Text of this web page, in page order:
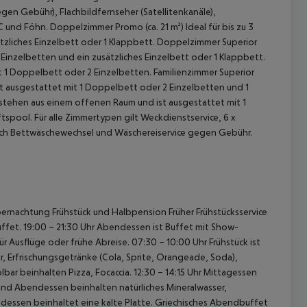
Gebühr), Flachbildfernseher (Satellitenkanäle),
und Föhn. Doppelzimmer Promo (ca. 21 m²) Ideal für bis zu 3
Einzelbett oder 1 Klappbett. Doppelzimmer Superior
und ein zusätzliches Einzelbett oder 1 Klappbett.
1 Doppelbett oder 2 Einzelbetten. Familienzimmer Superior
ausgestattet mit 1 Doppelbett oder 2 Einzelbetten und 1
aus einem offenen Raum und ist ausgestattet mit 1
Für alle Zimmertypen gilt Weckdienstservice, 6 x
und Wäschereiservice gegen Gebühr.
Frühstück und Halbpension Früher Frühstücksservice
19:00 – 21:30 Uhr Abendessen ist Buffet mit Show-
Ausflüge oder frühe Abreise. 07:30 – 10:00 Uhr Frühstück ist
Erfrischungsgetränke (Cola, Sprite, Orangeade, Soda),
beinhalten Pizza, Focaccia. 12:30 – 14:15 Uhr Mittagessen
Abendessen beinhalten natürliches Mineralwasser,
beinhaltet eine kalte Platte. Griechisches Abendbuffet